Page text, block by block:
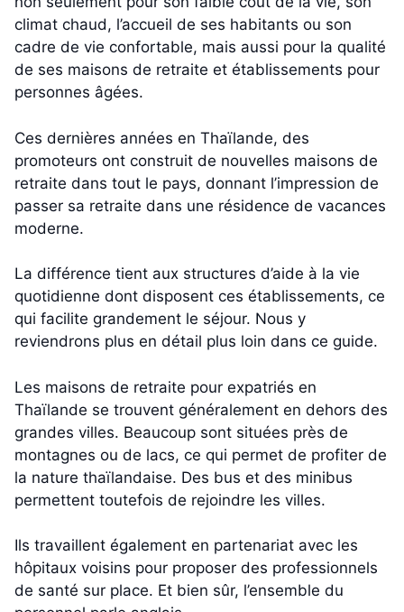
climat chaud, l’accueil de ses habitants ou son
cadre de vie confortable, mais aussi pour la qualité
de ses maisons de retraite et établissements pour
personnes âgées.
Ces dernières années en Thaïlande, des
promoteurs ont construit de nouvelles maisons de
retraite dans tout le pays, donnant l’impression de
passer sa retraite dans une résidence de vacances
moderne.
La différence tient aux structures d’aide à la vie
quotidienne dont disposent ces établissements, ce
qui facilite grandement le séjour. Nous y
reviendrons plus en détail plus loin dans ce guide.
Les maisons de retraite pour expatriés en
Thaïlande se trouvent généralement en dehors des
grandes villes. Beaucoup sont situées près de
montagnes ou de lacs, ce qui permet de profiter de
la nature thaïlandaise. Des bus et des minibus
permettent toutefois de rejoindre les villes.
Ils travaillent également en partenariat avec les
hôpitaux voisins pour proposer des professionnels
de santé sur place. Et bien sûr, l’ensemble du